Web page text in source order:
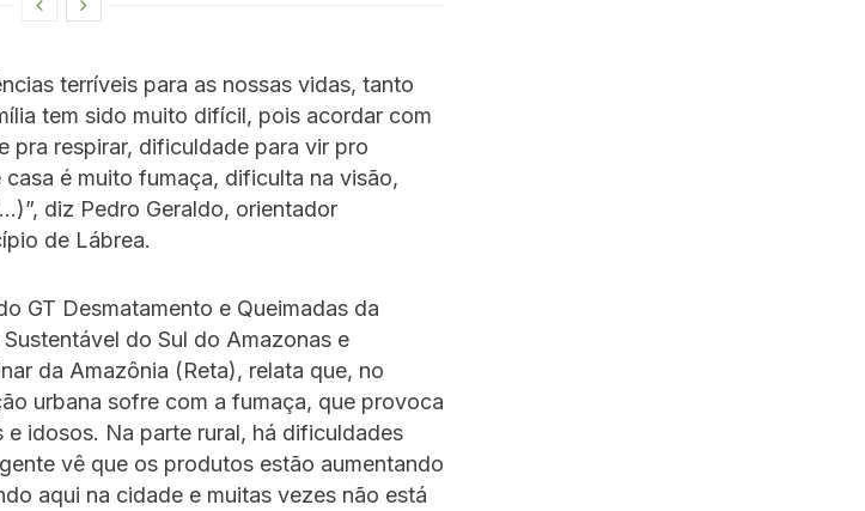
terríveis para as nossas vidas, tanto
tem sido muito difícil, pois acordar com
pra respirar, dificuldade para vir pro
é muito fumaça, dificulta na visão,
diz Pedro Geraldo, orientador
de Lábrea.
GT Desmatamento e Queimadas da
do Sul do Amazonas e
da Amazônia (Reta), relata que, no
urbana sofre com a fumaça, que provoca
e idosos. Na parte rural, há dificuldades
vê que os produtos estão aumentando
aqui na cidade e muitas vezes não está